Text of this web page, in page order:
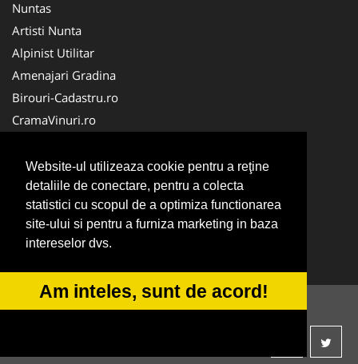
Website-ul utilizeaza cookie pentru a reţine
detaliile de conectare, pentru a colecta
statistici cu scopul de a optimiza functionarea
site-ului si pentru a furniza marketing in baza
intereselor dvs.
Am inteles, sunt de acord!
Nuntas
Artisti Nunta
Alpinist Utilitar
Amenajari Gradina
Birouri-Cadastru.ro
CramaVinuri.ro
Servicii-DDD.com
Ambalaje Romania
Cabinet-Individual.ro
CentruInchirieri.ro
© 2014-2026ANPC SOL